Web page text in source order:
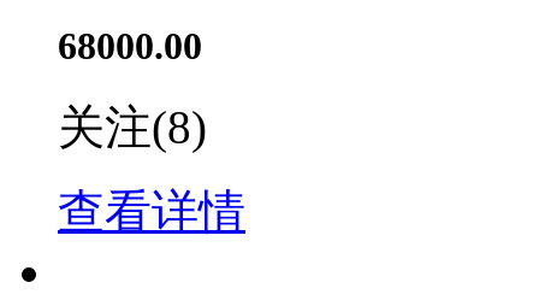
68000.00
关注(8)
查看详情